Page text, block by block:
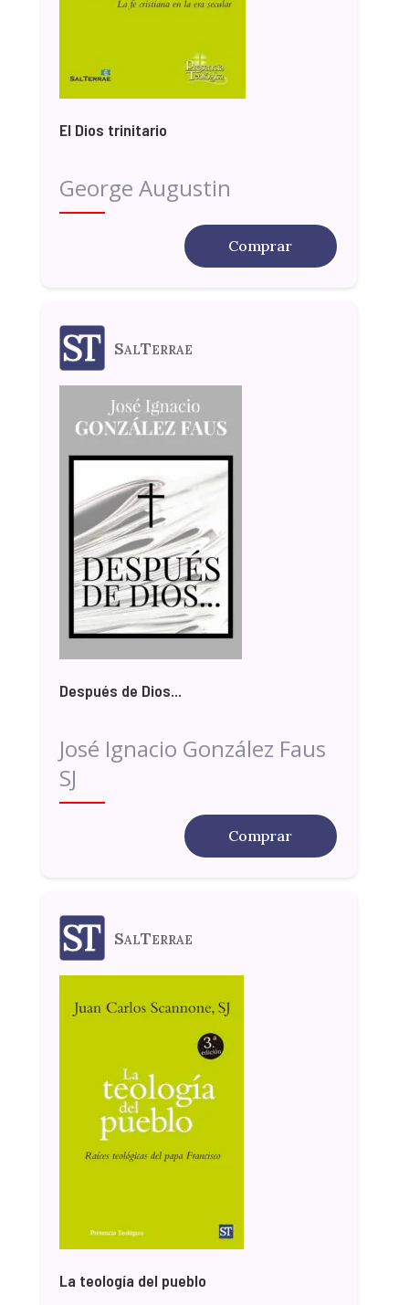
El Dios trinitario
George Augustin
Comprar
SalTerrae
Después de Dios...
José Ignacio González Faus
SJ
Comprar
SalTerrae
La teología del pueblo